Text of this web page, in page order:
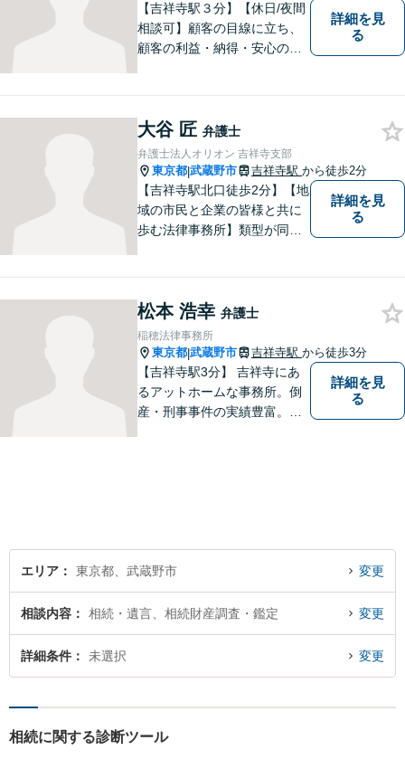
【吉祥寺駅３分】【休日/夜間
相談可】顧客の目線に立ち、
顧客の利益・納得・安心のた
詳細を見
る
大谷 匠 弁護士
弁護士法人オリオン 吉祥寺支部
東京都|武蔵野市 吉祥寺駅 から徒歩2分
【吉祥寺駅北口徒歩2分】【地
域の市民と企業の皆様と共に
歩む法律事務所】類型が同じ
を図ります。お困りごとがあ
ればお気軽にご相談くださ
い！
詳細を見
る
松本 浩幸 弁護士
稲穂法律事務所
東京都|武蔵野市 吉祥寺駅 から徒歩3分
【吉祥寺駅3分】 吉祥寺にあ
るアットホームな事務所。倒
産・刑事事件の実績豊富。
詳細を見
る
エリア 東京都、武蔵野市 変更
相談内容 相続・遺言、相続財産調査・鑑定 変更
詳細条件 未選択 変更
相続に関する診断ツール